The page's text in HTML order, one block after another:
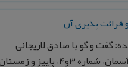
قرائت پذيری آن
گفت و گو با صادق لاريجانی
۳و۴، پاييز و زمستان ۱۳۷۸